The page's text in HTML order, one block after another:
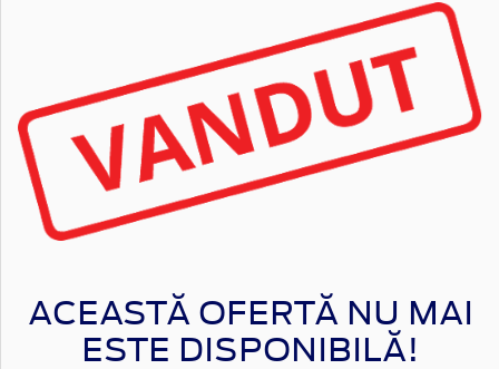
ACEASTĂ OFERTĂ NU MAI
ESTE DISPONIBILĂ!